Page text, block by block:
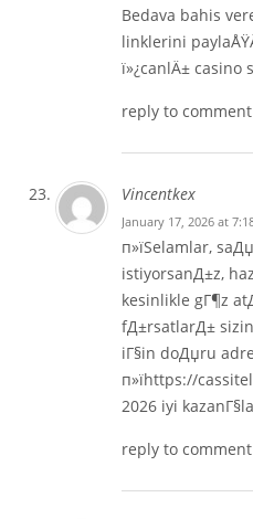
Bedava bahis
linklerini
ï»¿canlÄ± casino
reply to
Vincentkex
January 17, 2026 at
п»їSelamlar,
istiyorsanД±z,
kesinlikle gГ¶z
fД±rsatlarД±
iГ§in doДџru
п»їhttps://
2026 iyi
reply to